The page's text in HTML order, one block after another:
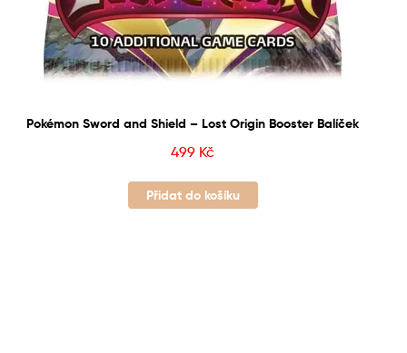
Pokémon Sword and Shield – Lost Origin Booster Balíček
499 Kč
Přidat do košíku